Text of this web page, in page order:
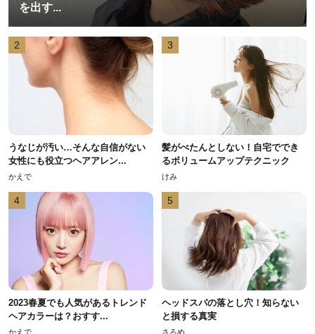
を出す...
2
うなじが汚い…そんな自信がない
女性にも役立つヘアアレン...
かえで
3
髪がぺたんとしない！自宅ででき
るボリュームアップテクニック
けみ
4
2023春夏でも人気があるトレンド
ヘアカラーは？おすす...
かえで
5
ヘッドスパの落とし穴！知らない
と損する真実
さろめ